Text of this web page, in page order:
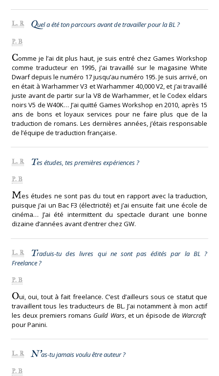
L. R Quel a été ton parcours avant de travailler pour la BL ?
P. B
Comme je l’ai dit plus haut, je suis entré chez Games Workshop
comme traducteur en 1995, j’ai travaillé sur le magasine White
Dwarf depuis le numéro 17 jusqu’au numéro 195. Je suis arrivé, on
en était à Warhammer V3 et Warhammer 40,000 V2, et j’ai travaillé
juste avant de partir sur la V8 de Warhammer, et le Codex eldars
noirs V5 de W40K… J’ai quitté Games Workshop en 2010, après 15
ans de bons et loyaux services pour ne faire plus que de la
traduction de romans. Les dernières années, j’étais responsable
de l’équipe de traduction française.
L. R Tes études, tes premières expériences ?
P. B
Mes études ne sont pas du tout en rapport avec la traduction,
puisque j’ai un Bac F3 (électricité) et j’ai ensuite fait une école de
cinéma… J’ai été intermittent du spectacle durant une bonne
dizaine d’années avant d’entrer chez GW.
L. R Traduis-tu des livres qui ne sont pas édités par la BL ?
Freelance ?
P. B
Oui, oui, tout à fait freelance. C’est d’ailleurs sous ce statut que
travaillent tous les traducteurs de BL. J’ai notamment à mon actif
les deux premiers romans Guild Wars, et un épisode de Warcraft
pour Panini.
L. R N’as-tu jamais voulu être auteur ?
P. B